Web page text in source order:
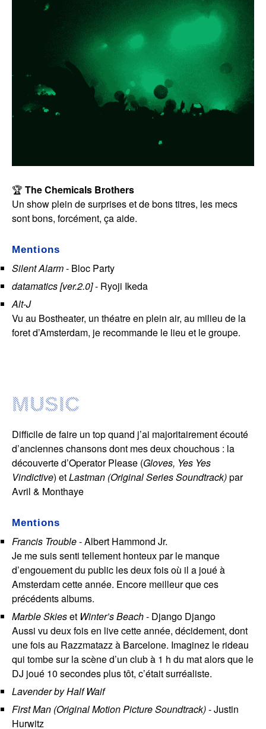
🏆 The Chemicals Brothers
Un show plein de surprises et de bons titres, les mecs
sont bons, forcément, ça aide.
Mentions
Silent Alarm- Bloc Party
datamatics [ver.2.0]- Ryoji Ikeda
Alt-J
Vu au Bostheater, un théatre en plein air, au milieu de la
foret d’Amsterdam, je recommande le lieu et le groupe.
MUSIC
Difficile de faire un top quand j’ai majoritairement écouté
d’anciennes chansons dont mes deux chouchous : la
découverte d’Operator Please (Gloves, Yes Yes
Vindictive) etLastman (Original Series Soundtrack)par
Avril & Monthaye
Mentions
Francis Trouble- Albert Hammond Jr.
Je me suis senti tellement honteux par le manque
d’engouement du public les deux fois où il a joué à
Amsterdam cette année. Encore meilleur que ces
précédents albums.
Marble Skieset Winter’s Beach- Django Django
Aussi vu deux fois en live cette année, décidement, dont
une fois au Razzmatazz à Barcelone. Imaginez le rideau
qui tombe sur la scène d’un club à 1 h du mat alors que le
DJ joué 10 secondes plus tôt, c’était surréaliste.
Lavender by Half Waif
First Man (Original Motion Picture Soundtrack)- Justin
Hurwitz